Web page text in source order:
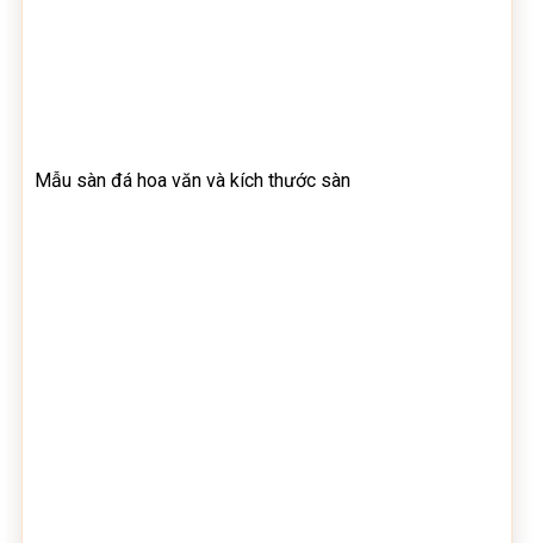
Mẫu sàn đá hoa văn và kích thước sàn